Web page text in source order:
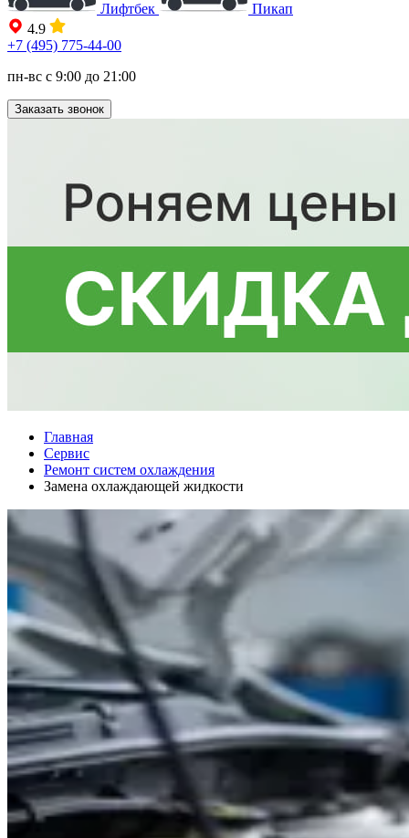
Лифтбек
Пикап
4.9
+7 (495) 775-44-00
пн-вс с 9:00 до 21:00
Заказать звонок
Главная
Сервис
Ремонт систем охлаждения
Замена охлаждающей жидкости